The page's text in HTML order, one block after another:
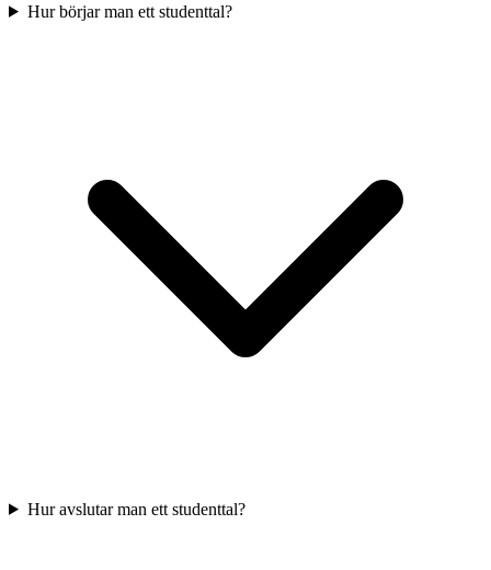
Hur börjar man ett studenttal?
Hur avslutar man ett studenttal?